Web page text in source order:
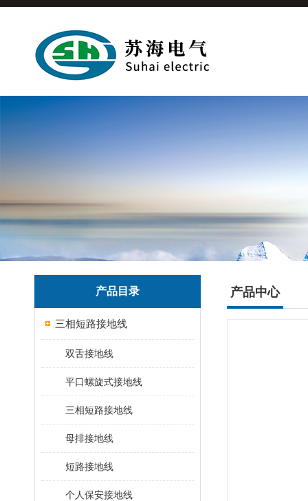
产品目录
三相短路接地线
双舌接地线
平口螺旋式接地线
三相短路接地线
母排接地线
短路接地线
个人保安接地线
产品中心